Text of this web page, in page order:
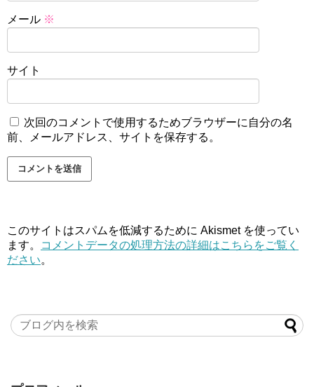
メール ※
サイト
次回のコメントで使用するためブラウザーに自分の名
前、メールアドレス、サイトを保存する。
このサイトはスパムを低減するために Akismet を使ってい
ます。
コメントデータの処理方法の詳細はこちらをご覧く
ださい。